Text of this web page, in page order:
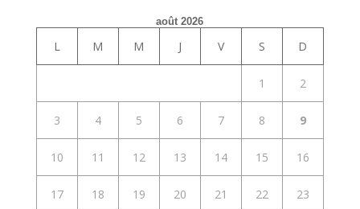
août 2026
L M M J V S D
1 2
3 4 5 6 7 8 9
10 11 12 13 14 15 16
17 18 19 20 21 22 23